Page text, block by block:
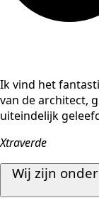
Ik vind het
van de architect,
uiteindelijk
Xtraverde
Wij zijn